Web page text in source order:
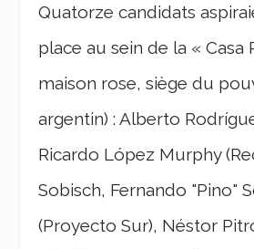
Quatorze candidats
place au sein de la « Casa
maison rose, siège du
argentin) : Alberto
Ricardo López Murphy
Sobisch, Fernando "Pino"
(Proyecto Sur), Néstor